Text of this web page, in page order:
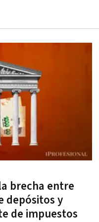
brecha entre
depósitos y
de impuestos